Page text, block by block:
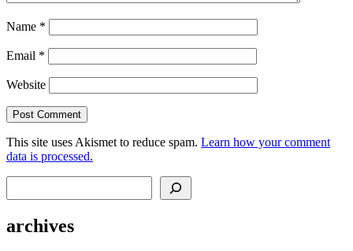
Name *
Email *
Website
This site uses Akismet to reduce spam. Learn how your comment
data is processed.
archives